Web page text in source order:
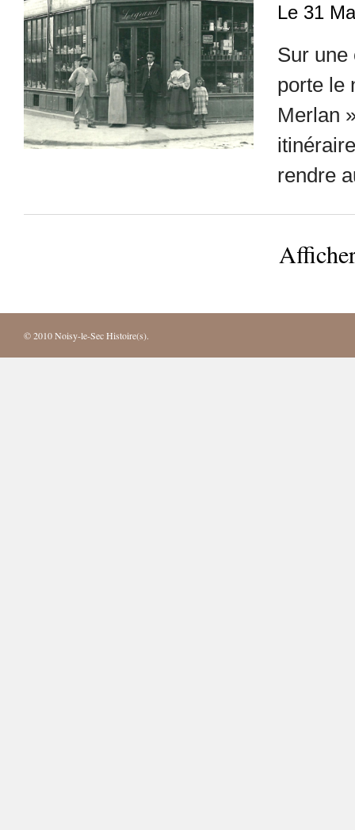
Le 31
Sur une
porte le
Merlan
rendre
© 2010Noisy-le-Sec Histoire(s).